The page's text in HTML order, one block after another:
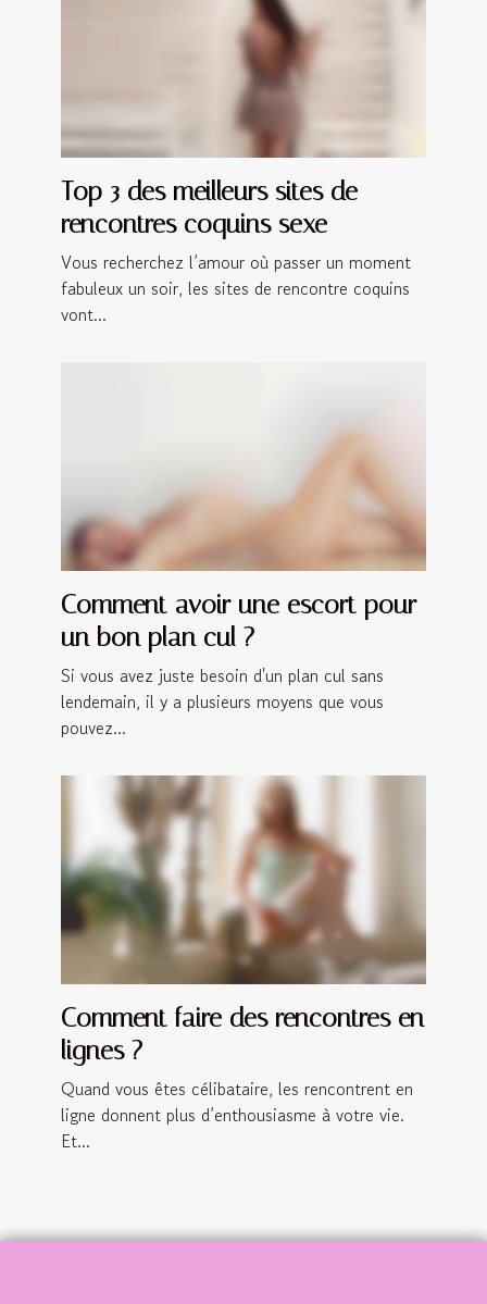
Top 3 des meilleurs sites de
rencontres coquins sexe
Vous recherchez l’amour où passer un moment
fabuleux un soir, les sites de rencontre coquins
vont...
Comment avoir une escort pour
un bon plan cul ?
Si vous avez juste besoin d'un plan cul sans
lendemain, il y a plusieurs moyens que vous
pouvez...
Comment faire des rencontres en
lignes ?
Quand vous êtes célibataire, les rencontrent en
ligne donnent plus d’enthousiasme à votre vie.
Et...